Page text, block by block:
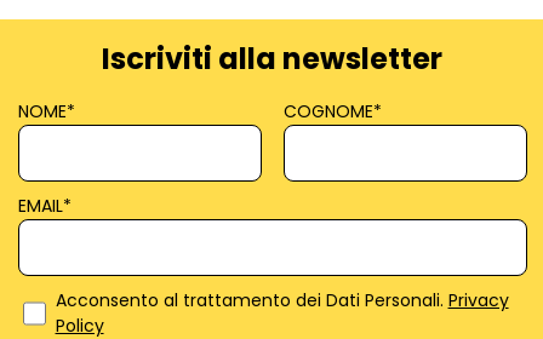
Iscriviti alla newsletter
NOME* COGNOME*
EMAIL*
Acconsento al trattamento dei Dati Personali. Privacy
Policy